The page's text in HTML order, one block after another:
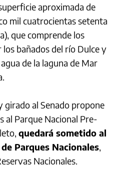
aproximada de
mil cuatrocientas setenta
que comprende los
bañados del río Dulce y
de la laguna de Mar
al Senado propone
al Parque Nacional Pre-
quedará sometido al
Parques Nacionales,
Nacionales.